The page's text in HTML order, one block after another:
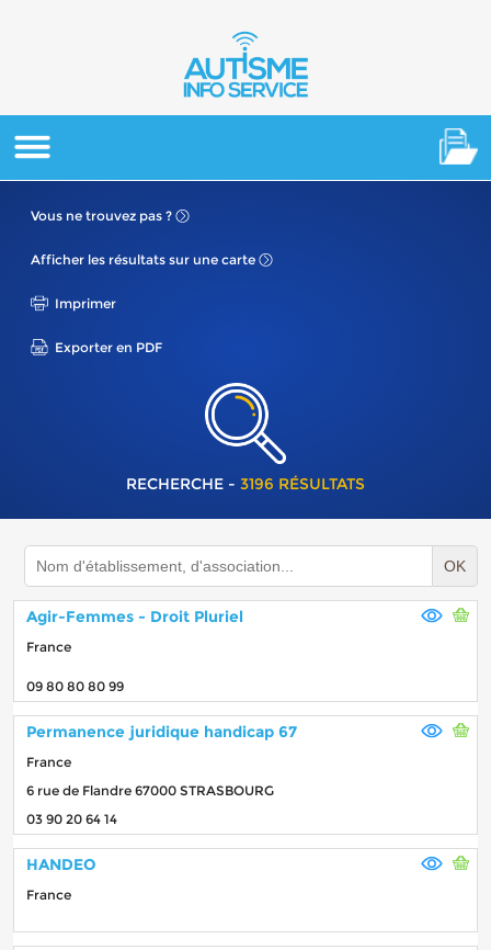
Vous ne trouvez pas ?
Afficher les résultats sur une carte
Imprimer
Exporter en PDF
RECHERCHE - 3196 RÉSULTATS
OK
Agir-Femmes - Droit Pluriel
France
09 80 80 80 99
Permanence juridique handicap 67
France
6 rue de Flandre 67000 STRASBOURG
03 90 20 64 14
HANDEO
France